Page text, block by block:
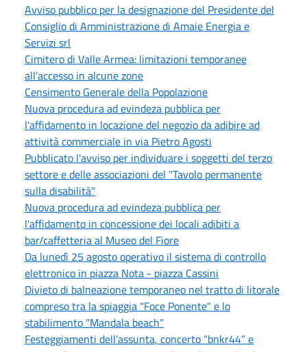
Avviso pubblico per la designazione del Presidente del
Consiglio di Amministrazione di Amaie Energia e
Servizi srl
Cimitero di Valle Armea: limitazioni temporanee
all’accesso in alcune zone
Censimento Generale della Popolazione
Nuova procedura ad evindeza pubblica per
l'affidamento in locazione del negozio da adibire ad
attività commerciale in via Pietro Agosti
Pubblicato l'avviso per individuare i soggetti del terzo
settore e delle associazioni del "Tavolo permanente
sulla disabilità"
Nuova procedura ad evindeza pubblica per
l'affidamento in concessione dei locali adibiti a
bar/caffetteria al Museo del Fiore
Da lunedì 25 agosto operativo il sistema di controllo
elettronico in piazza Nota - piazza Cassini
Divieto di balneazione temporaneo nel tratto di litorale
compreso tra la spiaggia "Foce Ponente" e lo
stabilimento "Mandala beach"
Festeggiamenti dell’assunta, concerto “bnkr44” e